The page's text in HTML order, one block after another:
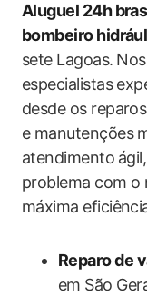
Aluguel 24h
bombeiro
sete Lagoas.⁤
especialistas
desde os
e manutenções
atendimento
problema com o
máxima
Reparo de
em São